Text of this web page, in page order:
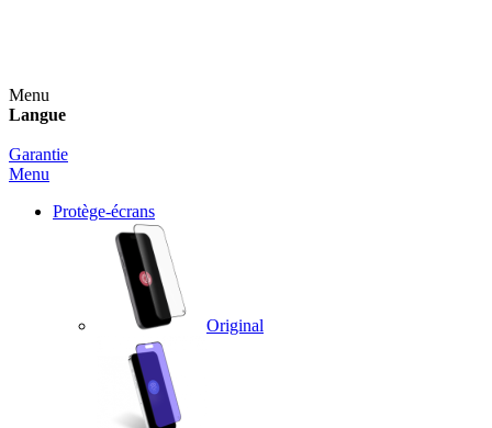
Menu
Langue
Garantie
Menu
Protège-écrans
Original